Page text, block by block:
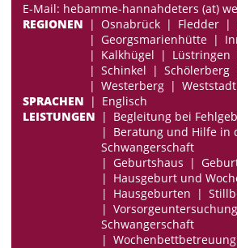
E-Mail: hebamme-hannahdeters (at)
REGIONEN
Osnabrück Fledder
Georgsmarienhütte
Kalkhügel
Lüstringen
Schinkel
Schölerberg
Westerberg
Weststadt
SPRACHEN
Englisch
LEISTUNGEN
Begleitung bei
Beratung und Hilfe in
Schwangerschaft
Geburtshaus
Hausgeburt und
Hausgeburten
Schwangerschaft
Wochenbettbetreuung